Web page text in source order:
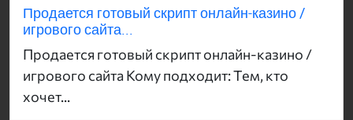
Продается готовый скрипт онлайн-казино /
игрового сайта...
Продается готовый скрипт онлайн-казино /
игрового сайта Кому подходит: Тем, кто
хочет...